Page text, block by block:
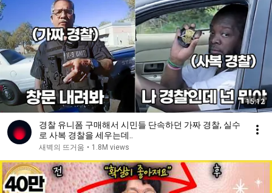
15:12
경찰 유니폼 구매해서 시민들 단속하던 가짜 경찰, 실수
로 사복 경찰을 세우는데..
새벽의 뜨거움 • 1.8M views